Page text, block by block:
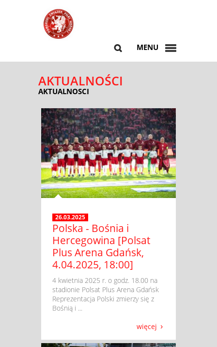
MENU
AKTUALNOŚCI
AKTUALNOSCI
26.03.2025
Polska - Bośnia i
Hercegowina [Polsat
Plus Arena Gdańsk,
4.04.2025, 18:00]
​ 4 kwietnia 2025 r. o godz. 18.00 na
stadionie Polsat Plus Arena Gdańsk
Reprezentacja Polski zmierzy się z
Bośnią i ...
więcej